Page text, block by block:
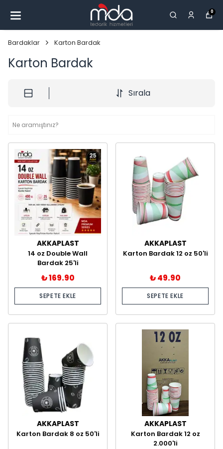
0
Bardaklar Karton Bardak
Karton Bardak
Sırala
AKKAPLAST
14 oz Double Wall
Bardak 25'li
₺ 169.90
SEPETE EKLE
AKKAPLAST
Karton Bardak 12 oz 50'li
₺ 49.90
SEPETE EKLE
AKKAPLAST
Karton Bardak 8 oz 50'li
AKKAPLAST
Karton Bardak 12 oz
2.000'li